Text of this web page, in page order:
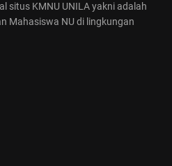
KEPENGURUSAN
situs KMNU UNILA yakni adalah
Mahasiswa NU di lingkungan